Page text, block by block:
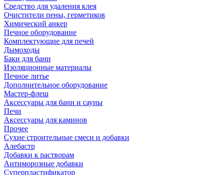
Средство для удаления клея
Очистители пены, герметиков
Химический анкер
Печное оборудование
Комплектующие для печей
Дымоходы
Баки для бани
Изоляционные материалы
Печное литье
Дополнительное оборудование
Мастер-флеш
Аксессуары для бани и сауны
Печи
Аксессуары для каминов
Прочее
Сухие строительные смеси и добавки
Алебастр
Добавки к растворам
Антиморозные добавки
Суперпластификатор